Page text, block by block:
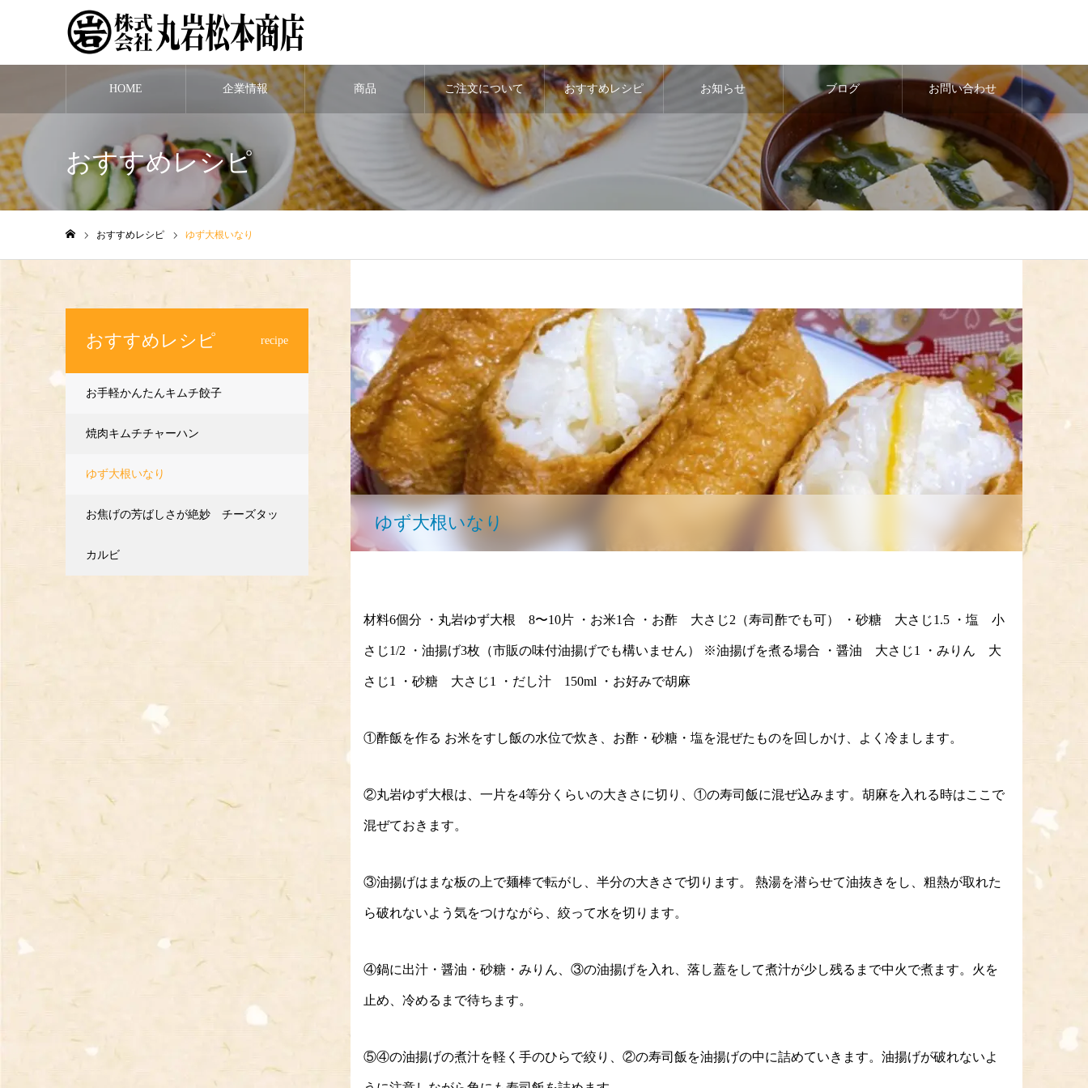
HOME 企業情報 商品 ご注文について おすすめレシピ お知らせ ブログ お問い合わせ
おすすめレシピ
おすすめレシピ ゆず大根いなり
ゆず大根いなり
材料6個分 ・丸岩ゆず大根 8〜10片 ・お米1合 ・お酢 大さじ2（寿司酢でも可） ・砂糖 大さじ1.5 ・塩 小
さじ1/2 ・油揚げ3枚（市販の味付油揚げでも構いません） ※油揚げを煮る場合 ・醤油 大さじ1 ・みりん 大
さじ1 ・砂糖 大さじ1 ・だし汁 150ml ・お好みで胡麻
①酢飯を作る お米をすし飯の水位で炊き、お酢・砂糖・塩を混ぜたものを回しかけ、よく冷まします。
②丸岩ゆず大根は、一片を4等分くらいの大きさに切り、①の寿司飯に混ぜ込みます。胡麻を入れる時はここで
混ぜておきます。
③油揚げはまな板の上で麺棒で転がし、半分の大きさで切ります。 熱湯を潜らせて油抜きをし、粗熱が取れた
ら破れないよう気をつけながら、絞って水を切ります。
④鍋に出汁・醤油・砂糖・みりん、③の油揚げを入れ、落し蓋をして煮汁が少し残るまで中火で煮ます。火を
止め、冷めるまで待ちます。
⑤④の油揚げの煮汁を軽く手のひらで絞り、②の寿司飯を油揚げの中に詰めていきます。油揚げが破れないよ
おすすめレシピ recipe
お手軽かんたんキムチ餃子
焼肉キムチチャーハン
ゆず大根いなり
お焦げの芳ばしさが絶妙 チーズタッ
カルビ